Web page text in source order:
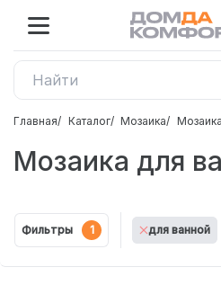
Главная Каталог Мозаика
Мозаика для
Фильтры 1 для ванной